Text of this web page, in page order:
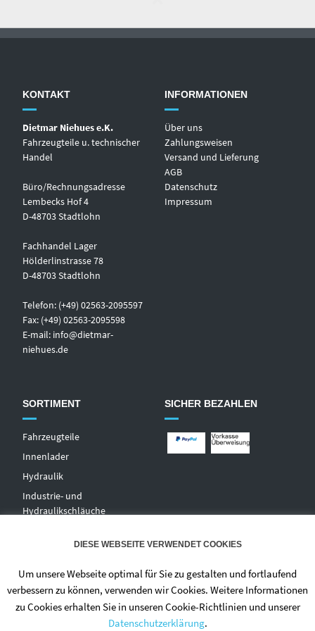
KONTAKT
Dietmar Niehues e.K.
Fahrzeugteile u. technischer
Handel
Büro/Rechnungsadresse
Lembecks Hof 4
D-48703 Stadtlohn
Fachhandel Lager
Hölderlinstrasse 78
D-48703 Stadtlohn
Telefon: (+49) 02563-2095597
Fax: (+49) 02563-2095598
E-mail: info@dietmar-
niehues.de
INFORMATIONEN
Über uns
Zahlungsweisen
Versand und Lieferung
AGB
Datenschutz
Impressum
SORTIMENT
Fahrzeugteile
Innenlader
Hydraulik
Industrie- und
Hydraulikschläuche
Zentralschmierungen
Hochdruckwaschgeräte und
SICHER BEZAHLEN
DIESE WEBSEITE VERWENDET COOKIES
Um unsere Webseite optimal für Sie zu gestalten und fortlaufend
verbessern zu können, verwenden wir Cookies. Weitere Informationen
zu Cookies erhalten Sie in unseren Cookie-Richtlinien und unserer
Datenschutzerklärung.